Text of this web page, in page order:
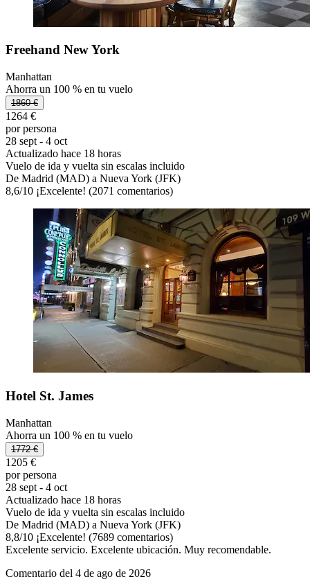
Freehand New York
Manhattan
Ahorra un 100 % en tu vuelo
1860 €
1264 €
por persona
28 sept - 4 oct
Actualizado hace 18 horas
Vuelo de ida y vuelta sin escalas incluido
De Madrid (MAD) a Nueva York (JFK)
8,6/10 ¡Excelente! (2071 comentarios)
Hotel St. James
Manhattan
Ahorra un 100 % en tu vuelo
1772 €
1205 €
por persona
28 sept - 4 oct
Actualizado hace 18 horas
Vuelo de ida y vuelta sin escalas incluido
De Madrid (MAD) a Nueva York (JFK)
8,8/10 ¡Excelente! (7689 comentarios)
Excelente servicio. Excelente ubicación. Muy recomendable.
Comentario del 4 de ago de 2026